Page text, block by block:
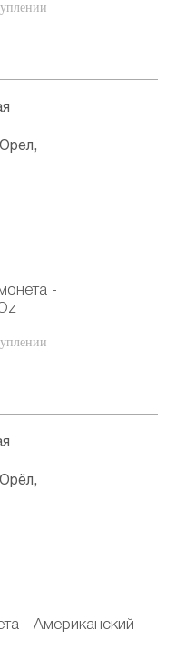
-
- Американский